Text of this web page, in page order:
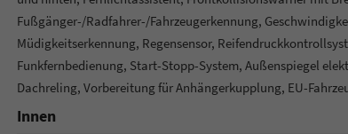
Fußgänger-/Radfahrer-/Fahrzeugerkennung,
Müdigkeitserkennung, Regensensor,
Funkfernbedienung, Start-Stopp-System, Außenspiegel
Dachreling, Vorbereitung für Anhängerkupplung, EU-
Innen